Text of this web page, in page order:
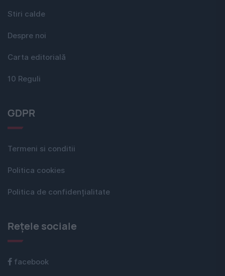
Stiri calde
Despre noi
Carta editorială
10 Reguli
GDPR
Termeni si conditii
Politica cookies
Politica de confidențialitate
Rețele sociale
facebook